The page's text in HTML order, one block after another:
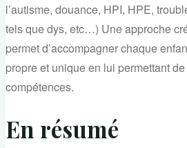
l’autisme, douance, HPI, HPE,
tels que dys, etc…) Une approche
permet d’accompagner chaque
propre et unique en lui permettant
compétences.
En résumé